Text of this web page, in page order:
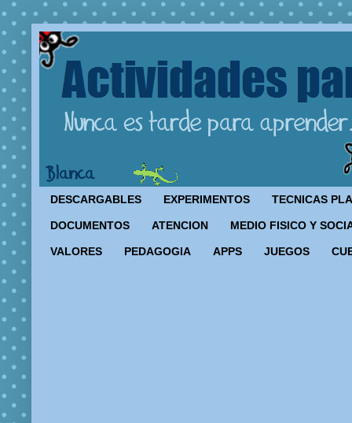
DESCARGABLES EXPERIMENTOS TECNICAS
DOCUMENTOS ATENCION MEDIO FISICO Y
VALORES PEDAGOGIA APPS JUEGOS